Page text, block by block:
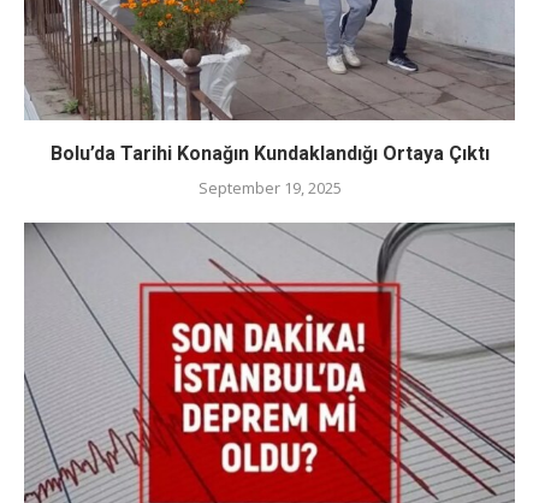
Bolu’da Tarihi Konağın Kundaklandığı Ortaya Çıktı
September 19, 2025